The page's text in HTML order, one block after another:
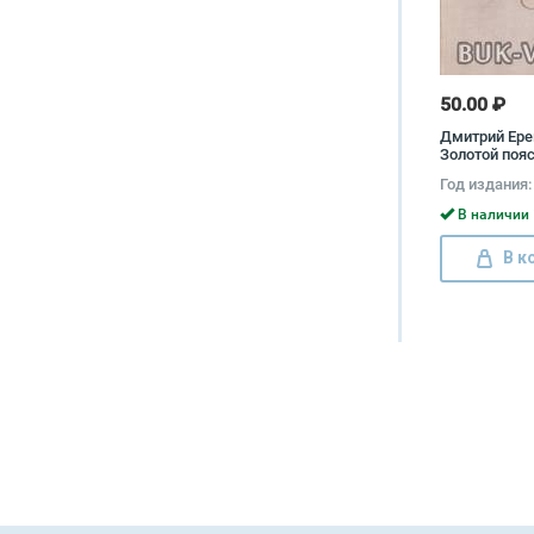
50.00 ₽
Дмитрий
Золотой
тридцать.
Александр.
света
Павел
Александр
Год
В наличии
В